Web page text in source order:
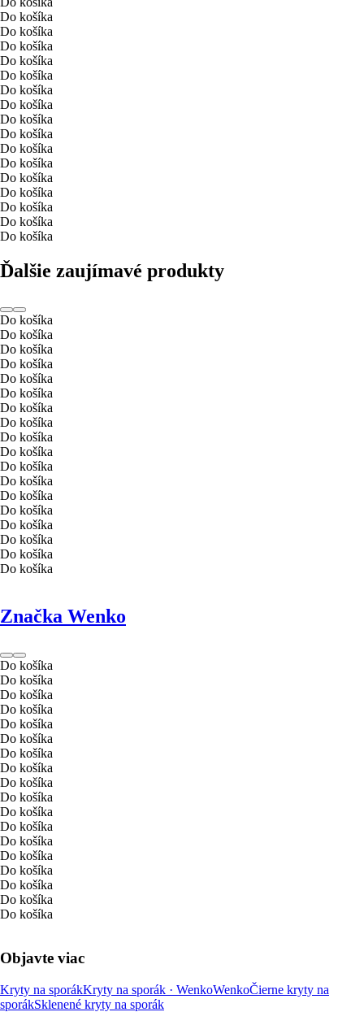
Do košíka
Do košíka
Do košíka
Do košíka
Do košíka
Do košíka
Do košíka
Do košíka
Do košíka
Do košíka
Do košíka
Do košíka
Do košíka
Do košíka
Do košíka
Do košíka
Ďalšie zaujímavé produkty
Do košíka
Do košíka
Do košíka
Do košíka
Do košíka
Do košíka
Do košíka
Do košíka
Do košíka
Do košíka
Do košíka
Do košíka
Do košíka
Do košíka
Do košíka
Do košíka
Do košíka
Do košíka
Značka Wenko
Do košíka
Do košíka
Do košíka
Do košíka
Do košíka
Do košíka
Do košíka
Do košíka
Do košíka
Do košíka
Do košíka
Do košíka
Do košíka
Do košíka
Do košíka
Do košíka
Do košíka
Do košíka
Objavte viac
Kryty na sporákKryty na sporák · WenkoWenkoČierne kryty na
sporákSklenené kryty na sporák